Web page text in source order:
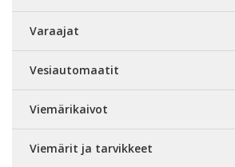
Varaajat
Vesiautomaatit
Viemärikaivot
Viemärit ja tarvikkeet